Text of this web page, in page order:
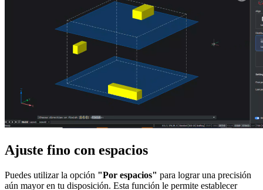
Ajuste fino con espacios
Puedes utilizar la opción "Por espacios" para lograr una precisión
aún mayor en tu disposición. Esta función le permite establecer